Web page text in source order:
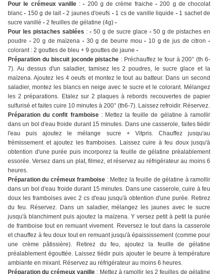
Pour le crémeux vanille :- 200 g de crème fraiche -200 g de chocolat
blanc- 150 g de lait -2 jaunes d'oeufs -1 cs de vanille liquide -1 sachet de
sucre vanillé - 2 feuilles de gélatine (4g) -
Pour les pistaches sablées : - 50 g de sucre glace - 50 g de pistaches en
poudre -20 g de maïzena- 30 g de beurre mou- 10 g de jus de citron-
colorant : 2 gouttes de bleu + 9 gouttes de jaune -
Préparation du biscuit joconde pistache : Préchauffez le four à 200° (th 6-
7). Au dessus d'un saladier, tamisez les 2 poudres, le sucre glace et la
maïzena. Ajoutez les 4 oeufs et montez le tout au batteur. Dans un second
saladier, montez les blancs en neige avec le sucre et le colorant. Mélangez
les 2 préparations. Etalez sur 2 plaques à rebords recouvertes de papier
sulfurisé et faites cuire 10 minutes à 200° (th6-7). Laissez refroidir. Réservez.
Préparation du confit framboise: Mettez la feuille de gélatine à ramollir
dans un bol d'eau froide durant 15 minutes. Dans une casserole, faites tiédir
l'eau puis ajoutez le mélange sucre + Vitpris. Chauffez jusqu'au
frémissement et ajoutez les framboises. Laissez cuire à feu doux jusqu'à
obtention d'une purée puis incorporez la feuille de gélatine préalablement
essorée. Versez dans un plat, filmez, et réservez au réfrigérateur au moins 6
heures.
Préparation du crémeux framboise : Mettez la feuille de gélatine à ramollir
dans un bol d'eau froide durant 15 minutes. Dans une casserole, cuire à feu
doux les framboises avec 2 cs d'eau jusqu'à obtention d'une purée. Retirez
du feu. Réservez. Dans un saladier, mélangez les jaunes avec le sucre
jusqu'à blanchiment puis ajoutez la maïzena. Y versez petit à petit la purée
de framboise tout en remuant vivement. Reversez le tout dans la casserole
et chauffez à feu doux tout en remuant jusqu'à épaississement (comme pour
une crème pâtissière). Retirez du feu, ajoutez la feuille de gélatine
préalablement égouttée. Laissez tiédir puis ajouter le beurre à température
ambiante en mixant. Réservez au réfrigérateur au moins 6 heures.
Préparation du crémeux vanille : Mettez à ramollir les 2 feuilles de gélatine